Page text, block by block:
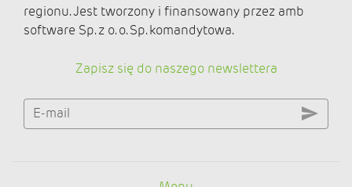
regionu. Jest tworzony i finansowany przez amb
software Sp. z o. o. Sp. komandytowa.
Zapisz się do naszego newslettera
E-mail